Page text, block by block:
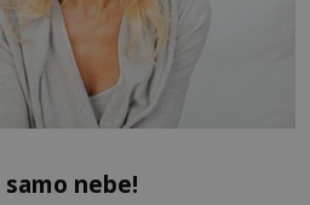
nebe!